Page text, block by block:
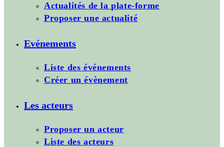
Actualités de la plate-forme
Proposer une actualité
Evénements
Liste des événements
Créer un évènement
Les acteurs
Proposer un acteur
Liste des acteurs